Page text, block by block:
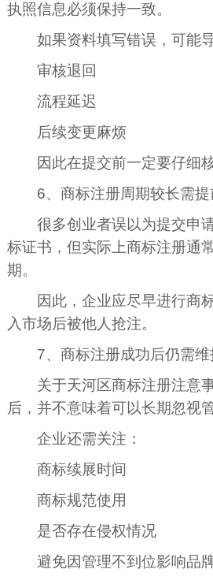
执照信息必须保持一致。
如果资料填写错误，可能
审核退回
流程延迟
后续变更麻烦
因此在提交前一定要仔细
6、商标注册周期较长需提
很多创业者误以为提交申
标证书，但实际上商标注册通
期。
因此，企业应尽早进行商
入市场后被他人抢注。
7、商标注册成功后仍需维
关于天河区商标注册注意
后，并不意味着可以长期忽视管
企业还需关注：
商标续展时间
商标规范使用
是否存在侵权情况
避免因管理不到位影响品